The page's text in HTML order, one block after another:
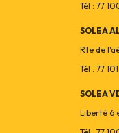
Tél : 77
SOLEA
Rte de
Tél : 77
SOLEA
Liberté 6